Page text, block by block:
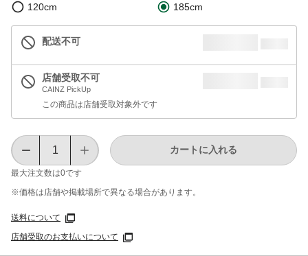
120cm 185cm
配送不可
店舗受取不可
CAINZ PickUp
この商品は店舗受取対象外です
最大注文数は0です
カートに入れる
※価格は​店舗や​掲載場所で​異なる​場合が​あります。
送料について
店舗受取のお支払いについて